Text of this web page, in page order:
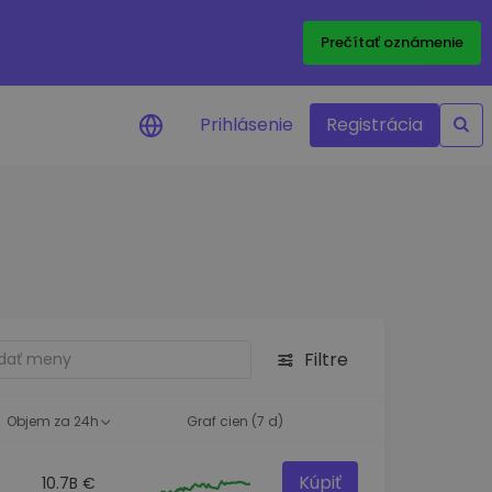
Prečítať oznámenie
príležitosti
pre optimálny
Prihlásenie Registrácia
Filtre
Objem za 24h Graf cien (7 d)
10.7B € Kúpiť